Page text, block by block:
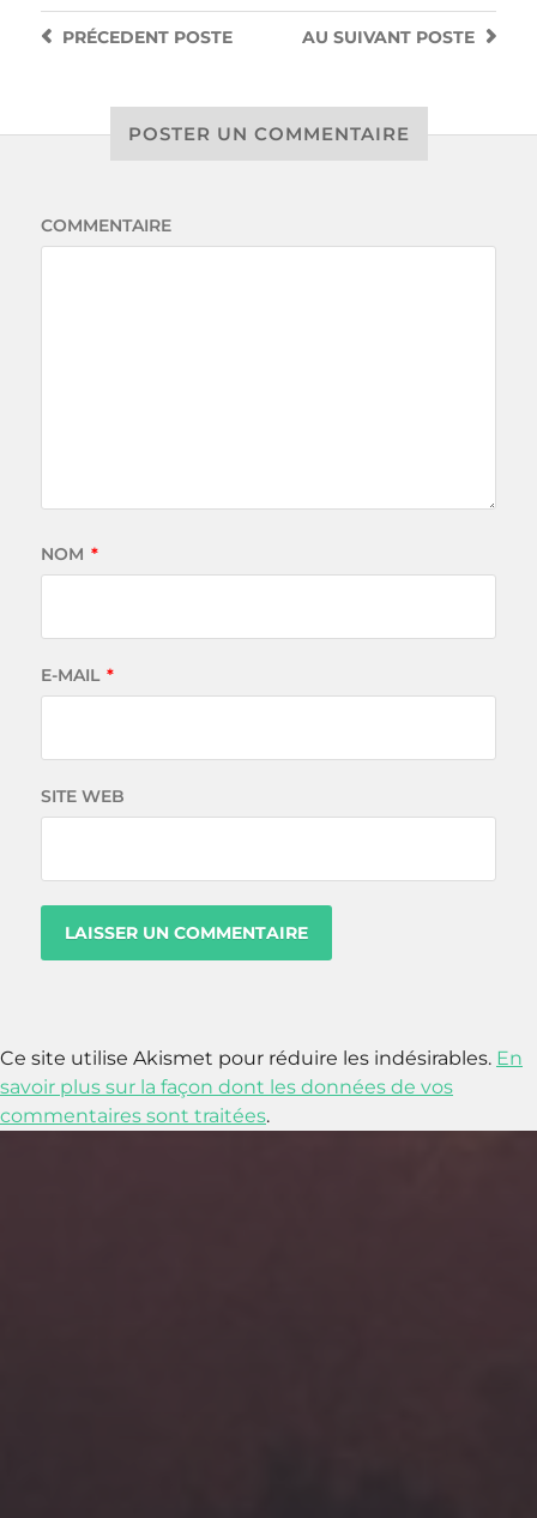
AU SUIVANT POSTE
PRÉCEDENTPOSTE
POSTER UN COMMENTAIRE
COMMENTAIRE
NOM *
E-MAIL *
SITE WEB
Ce site utilise Akismet pour réduire les indésirables. En
savoir plus sur la façon dont les données de vos
commentaires sont traitées.